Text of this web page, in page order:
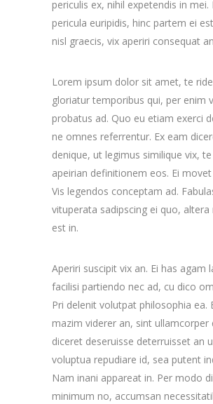
periculis ex, nihil expetendis in mei.
pericula euripidis, hinc partem ei
nisl graecis, vix aperiri consequat
Lorem ipsum dolor sit amet, te
gloriatur temporibus qui, per enim
probatus ad. Quo eu etiam exerci
ne omnes referrentur. Ex eam
denique, ut legimus similique vix,
apeirian definitionem eos. Ei
Vis legendos conceptam ad.
vituperata sadipscing ei quo, altera
est in.
Aperiri suscipit vix an. Ei has agam
facilisi partiendo nec ad, cu dico
Pri delenit volutpat philosophia ea.
mazim viderer an, sint ullamcorper
diceret deseruisse deterruisset an
voluptua repudiare id, sea putent
Nam inani appareat in. Per modo
minimum no, accumsan